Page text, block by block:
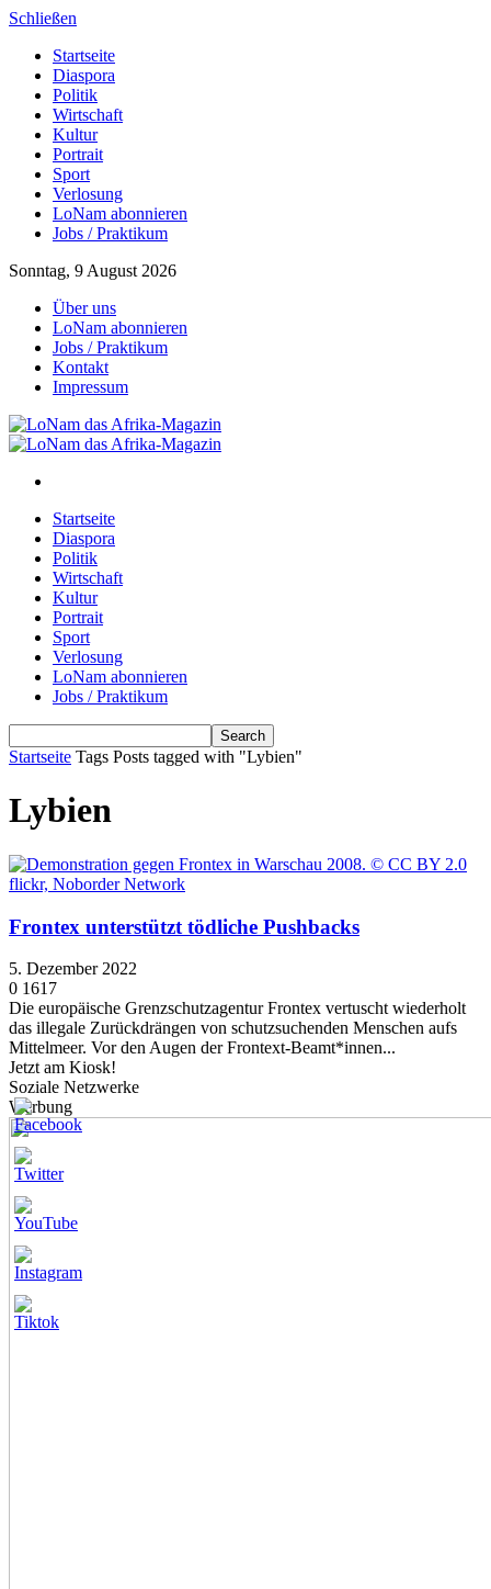
Schließen
Startseite
Diaspora
Politik
Wirtschaft
Kultur
Portrait
Sport
Verlosung
LoNam abonnieren
Jobs / Praktikum
Sonntag, 9 August 2026
Über uns
LoNam abonnieren
Jobs / Praktikum
Kontakt
Impressum
Startseite
Diaspora
Politik
Wirtschaft
Kultur
Portrait
Sport
Verlosung
LoNam abonnieren
Jobs / Praktikum
Startseite Tags Posts tagged with "Lybien"
Lybien
Frontex unterstützt tödliche Pushbacks
5. Dezember 2022
0 1617
Die europäische Grenzschutzagentur Frontex vertuscht wiederholt
das illegale Zurückdrängen von schutzsuchenden Menschen aufs
Mittelmeer. Vor den Augen der Frontext-Beamt*innen...
Jetzt am Kiosk!
Soziale Netzwerke
Werbung